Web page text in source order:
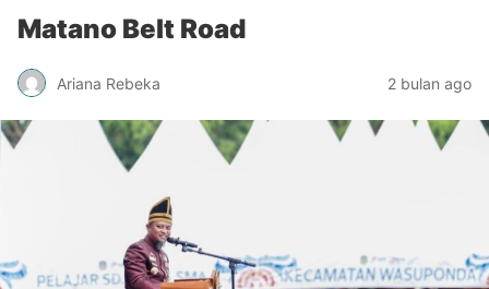
Matano Belt Road
Ariana Rebeka 2 bulan ago